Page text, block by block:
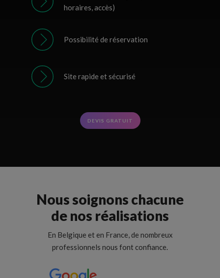
horaires, accès)
Possibilité de réservation
Site rapide et sécurisé
DEVIS GRATUIT
Nous soignons chacune
de nos réalisations
En Belgique et en France, de nombreux
professionnels nous font confiance.